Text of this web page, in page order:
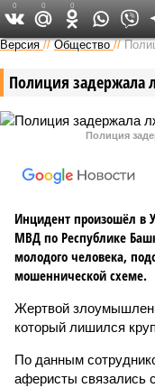
Версия //Общество //
Полиция задержала
Полиция
Инцидент произошёл в
МВД по Республике
молодого человека,
мошеннической схеме.
Жертвой
который лишился
По данным
аферисты связались
0 0 0